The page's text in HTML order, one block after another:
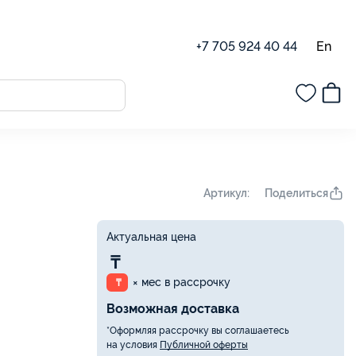
+7 705 924 40 44 En
Артикул: Поделиться
Актуальная цена
₸
₸ × мес в рассрочку
Возможная доставка
*Оформляя рассрочку вы соглашаетесь
на условия Публичной оферты